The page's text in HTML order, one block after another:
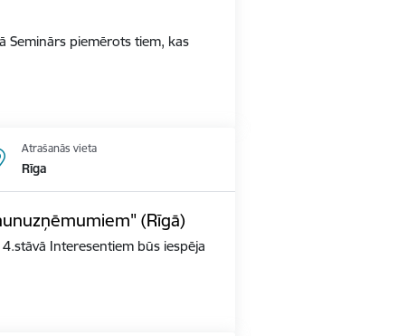
Seminārs piemērots tiem, kas
Atrašanās vieta
Rīga
(Rīgā)
Interesentiem būs iespēja